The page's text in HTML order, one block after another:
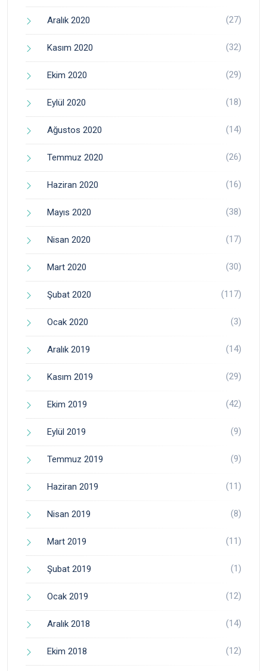
Aralık 2020 (27)
Kasım 2020 (32)
Ekim 2020 (29)
Eylül 2020 (18)
Ağustos 2020 (14)
Temmuz 2020 (26)
Haziran 2020 (16)
Mayıs 2020 (38)
Nisan 2020 (17)
Mart 2020 (30)
Şubat 2020 (117)
Ocak 2020 (3)
Aralık 2019 (14)
Kasım 2019 (29)
Ekim 2019 (42)
Eylül 2019 (9)
Temmuz 2019 (9)
Haziran 2019 (11)
Nisan 2019 (8)
Mart 2019 (11)
Şubat 2019 (1)
Ocak 2019 (12)
Aralık 2018 (14)
Ekim 2018 (12)